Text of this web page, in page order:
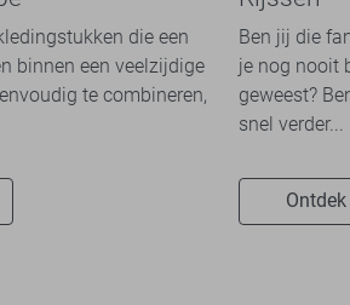
die een
binnen een veelzijdige
te combineren,
Ben jij die
je nog nooit
geweest?
snel verder...